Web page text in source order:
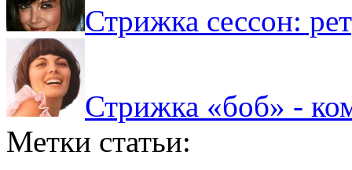
Стрижка сессон:
Стрижка «боб» -
Метки статьи: